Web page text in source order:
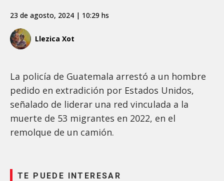
Llezica Xot
23 de agosto, 2024 | 10:29 hs
La policía de Guatemala arrestó a un hombre
pedido en extradición por Estados Unidos,
señalado de liderar una red vinculada a la
muerte de 53 migrantes en 2022, en el
remolque de un camión.
TE PUEDE INTERESAR